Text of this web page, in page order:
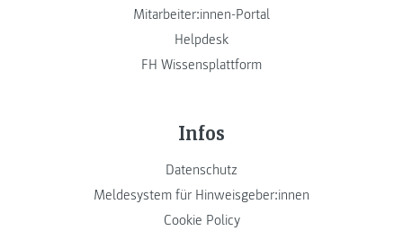
Mitarbeiter:innen-Portal
Helpdesk
FH Wissensplattform
Infos
Datenschutz
Meldesystem für Hinweisgeber:innen
Cookie Policy